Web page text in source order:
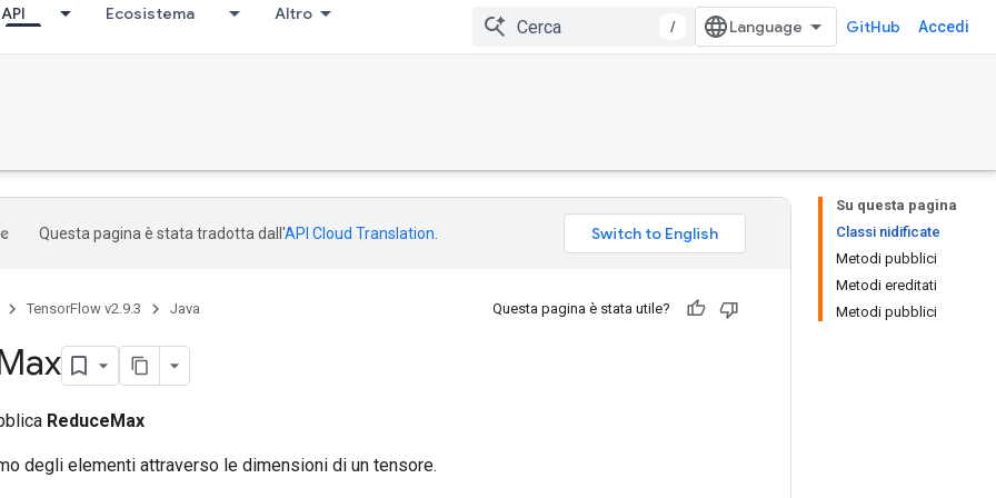
API Ecosistema Altro
/ GitHub Accedi
Su questa pagina
Classi nidificate
Metodi pubblici
Metodi ereditati
Metodi pubblici
Questa pagina è stata tradotta dall'API Cloud Translation
TensorFlow v2.9.3 Java Questa pagina è stata utile?
ReduceMax
degli elementi attraverso le dimensioni di un tensore.